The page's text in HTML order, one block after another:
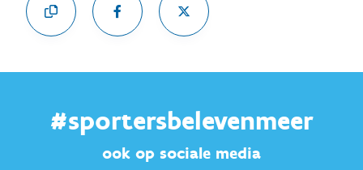
#sportersbelevenmeer
ook op sociale media